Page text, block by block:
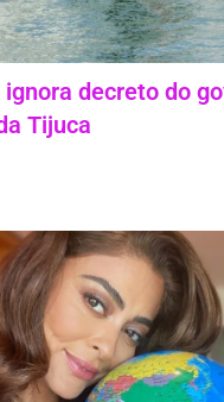
decreto do
Tijuca